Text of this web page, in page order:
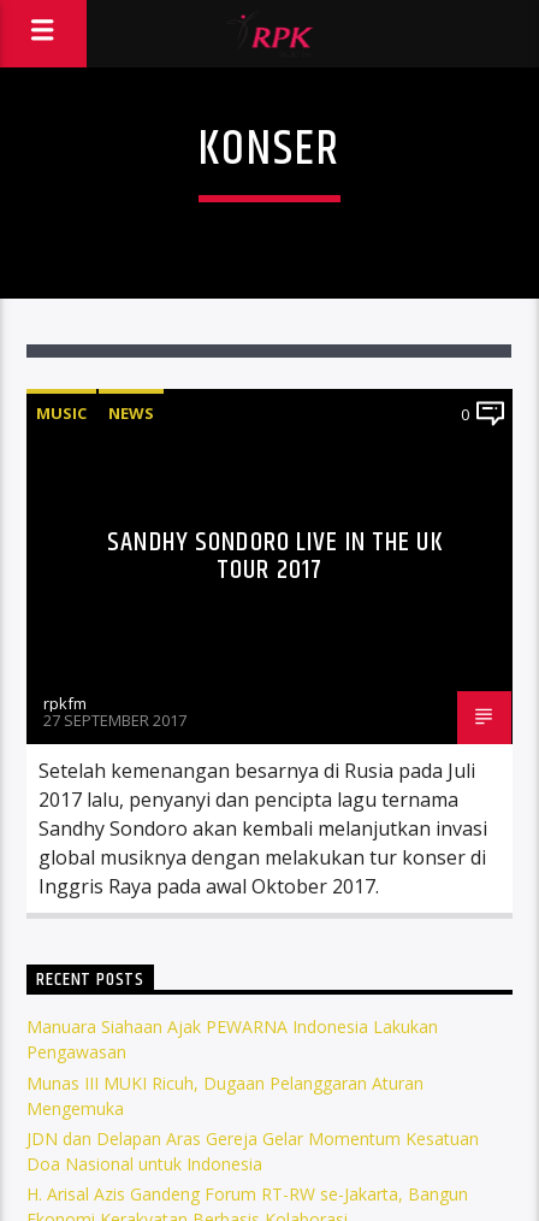
KONSER
MUSIC NEWS 0
SANDHY SONDORO LIVE IN THE UK
TOUR 2017
rpkfm
27 SEPTEMBER 2017
Setelah kemenangan besarnya di Rusia pada Juli
2017 lalu, penyanyi dan pencipta lagu ternama
Sandhy Sondoro akan kembali melanjutkan invasi
global musiknya dengan melakukan tur konser di
Inggris Raya pada awal Oktober 2017.
RECENT POSTS
Manuara Siahaan Ajak PEWARNA Indonesia Lakukan
Pengawasan
Munas III MUKI Ricuh, Dugaan Pelanggaran Aturan
Mengemuka
JDN dan Delapan Aras Gereja Gelar Momentum Kesatuan
Doa Nasional untuk Indonesia
H. Arisal Azis Gandeng Forum RT-RW se-Jakarta, Bangun